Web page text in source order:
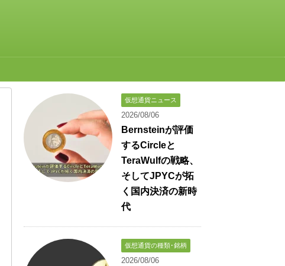
仮想通貨ニュース
2026/08/06
Bernsteinが評価
するCircleと
TeraWulfの戦略、
そしてJPYCが拓
く国内決済の新時
代
仮想通貨の種類･銘柄
2026/08/06